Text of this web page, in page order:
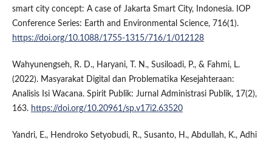
smart city concept: A case of Jakarta Smart City, Indonesia. IOP
Conference Series: Earth and Environmental Science, 716(1).
https://doi.org/10.1088/1755-1315/716/1/012128
Wahyunengseh, R. D., Haryani, T. N., Susiloadi, P., & Fahmi, L.
(2022). Masyarakat Digital dan Problematika Kesejahteraan:
Analisis Isi Wacana. Spirit Publik: Jurnal Administrasi Publik, 17(2),
163. https://doi.org/10.20961/sp.v17i2.63520
Yandri, E., Hendroko Setyobudi, R., Susanto, H., Abdullah, K., Adhi